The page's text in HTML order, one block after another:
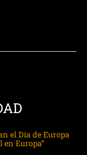
el Día de Europa
en Europa”